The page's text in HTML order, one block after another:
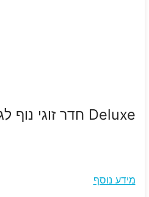
Deluxe חדר זוגי נוף לגינה
מידע נוסף